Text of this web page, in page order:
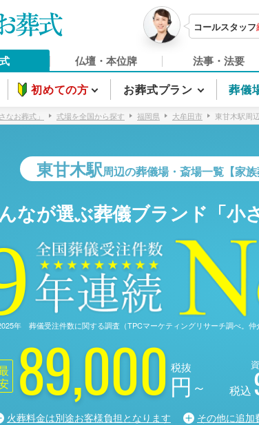
コールスタッフ
仏壇・本位牌 法事・法要
初めての方 お葬式プラン 葬儀
なお葬式」 式場を全国から探す 福岡県 大牟田市 東甘木駅周
東甘木駅周辺の葬儀場・斎場一覧【家族
なが選ぶ葬儀ブランド「小
年 葬儀受注件数に関する調査（TPCマーケティングリサーチ調べ。仲
89,000円 ～
税抜
税込
火葬料金は別途お客様負担となります その他に追加